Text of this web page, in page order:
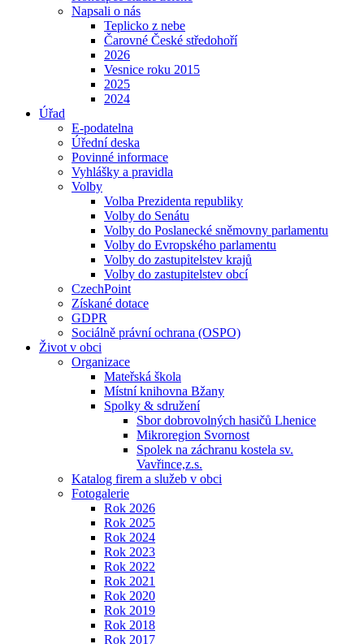
Napsali o nás
Teplicko z nebe
Čarovné České středohoří
2026
Vesnice roku 2015
2025
2024
Úřad
E-podatelna
Úřední deska
Povinné informace
Vyhlášky a pravidla
Volby
Volba Prezidenta republiky
Volby do Senátu
Volby do Poslanecké sněmovny parlamentu
Volby do Evropského parlamentu
Volby do zastupitelstev krajů
Volby do zastupitelstev obcí
CzechPoint
Získané dotace
GDPR
Sociálně právní ochrana (OSPO)
Život v obci
Organizace
Mateřská škola
Místní knihovna Bžany
Spolky & sdružení
Sbor dobrovolných hasičů Lhenice
Mikroregion Svornost
Spolek na záchranu kostela sv.
Vavřince,z.s.
Katalog firem a služeb v obci
Fotogalerie
Rok 2026
Rok 2025
Rok 2024
Rok 2023
Rok 2022
Rok 2021
Rok 2020
Rok 2019
Rok 2018
Rok 2017